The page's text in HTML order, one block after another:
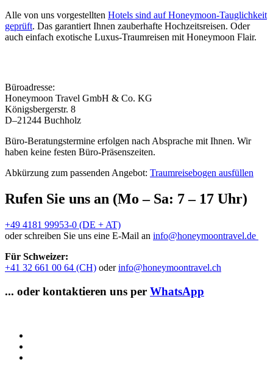
Alle von uns vorgestellten Hotels sind auf Honeymoon-Tauglichkeit
geprüft. Das garantiert Ihnen zauberhafte Hochzeitsreisen. Oder
auch einfach exotische Luxus-Traumreisen mit Honeymoon Flair.
Büroadresse:
Honeymoon Travel GmbH & Co. KG
Königsbergerstr. 8
D–21244 Buchholz
Büro-Beratungstermine erfolgen nach Absprache mit Ihnen. Wir
haben keine festen Büro-Präsenszeiten.
Abkürzung zum passenden Angebot: Traumreisebogen ausfüllen
Rufen Sie uns an (Mo – Sa: 7 – 17 Uhr)
+49 4181 99953-0 (DE + AT)
oder schreiben Sie uns eine E-Mail an info@honeymoontravel.de
Für Schweizer:
+41 32 661 00 64 (CH) oderinfo@honeymoontravel.ch
... oder kontaktieren uns per WhatsApp